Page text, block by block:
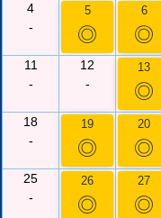
4
-
5
◎
6
◎
11
-
12
-
13
◎
18
-
19
◎
20
◎
25
-
26
◎
27
◎